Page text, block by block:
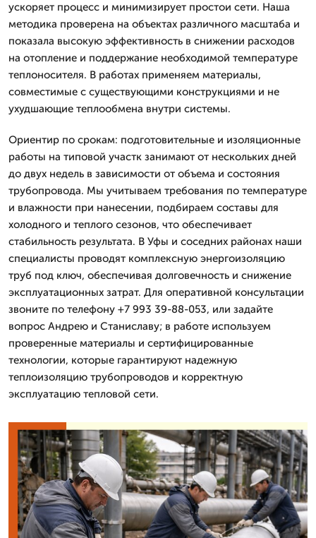
ускоряет процесс и минимизирует простои сети. Наша
методика проверена на объектах различного масштаба и
показала высокую эффективность в снижении расходов
на отопление и поддержание необходимой температуре
теплоносителя. В работах применяем материалы,
совместимые с существующими конструкциями и не
ухудшающие теплообмена внутри системы.
Ориентир по срокам: подготовительные и изоляционные
работы на типовой участк занимают от нескольких дней
до двух недель в зависимости от объема и состояния
трубопровода. Мы учитываем требования по температуре
и влажности при нанесении, подбираем составы для
холодного и теплого сезонов, что обеспечивает
стабильность результата. В Уфы и соседних районах наши
специалисты проводят комплексную энергоизоляцию
труб под ключ, обеспечивая долговечность и снижение
эксплуатационных затрат. Для оперативной консультации
звоните по телефону +7 993 39-88-053, или задайте
вопрос Андрею и Станиславу; в работе используем
проверенные материалы и сертифицированные
технологии, которые гарантируют надежную
теплоизоляцию трубопроводов и корректную
эксплуатацию тепловой сети.